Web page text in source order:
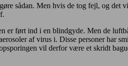
sådan. Men hvis de tog fejl, og det
er ført ind i en blindgyde. Men de
af virus i. Disse personer har
vil derfor være et skridt